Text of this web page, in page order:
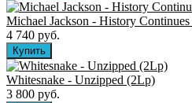
Michael Jackson - History
4 740 руб.
Whitesnake - Unzipped (2Lp)
3 800 руб.